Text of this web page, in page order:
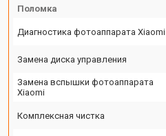
Поломка
Диагностика фотоаппарата Xiaomi
Замена диска управления
Замена вспышки фотоаппарата
Xiaomi
Комплексная чистка